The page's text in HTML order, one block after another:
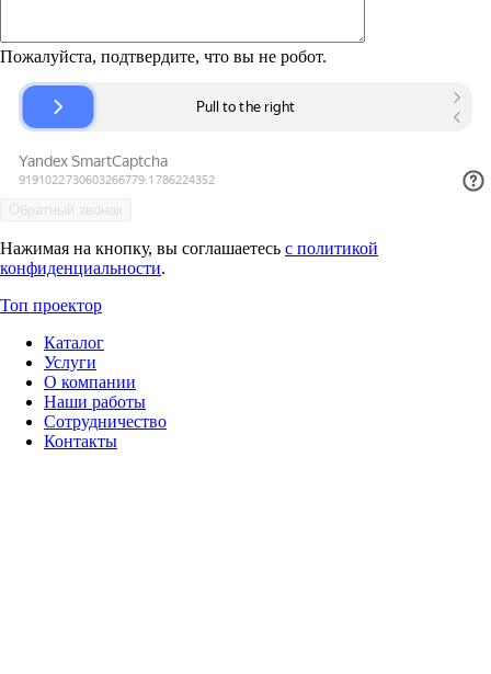
Пожалуйста, подтвердите, что вы не робот.
Нажимая на кнопку, вы соглашаетесь с политикой
конфиденциальности.
Топ проектор
Каталог
Услуги
О компании
Наши работы
Сотрудничество
Контакты